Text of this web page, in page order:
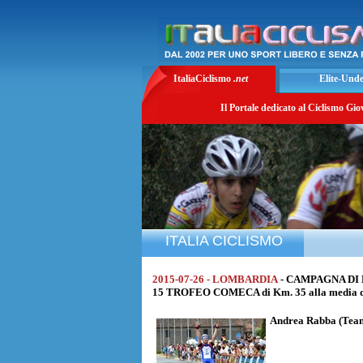
ItaliaCiclismo .net Elite-
Il Portale dedicato al Ciclismo
ITALIA CICLISMO
2015-07-26 - LOMBARDIA - CAMPAGNA DI
15 TROFEO COMECA di Km. 35 alla media
Andrea Rabba